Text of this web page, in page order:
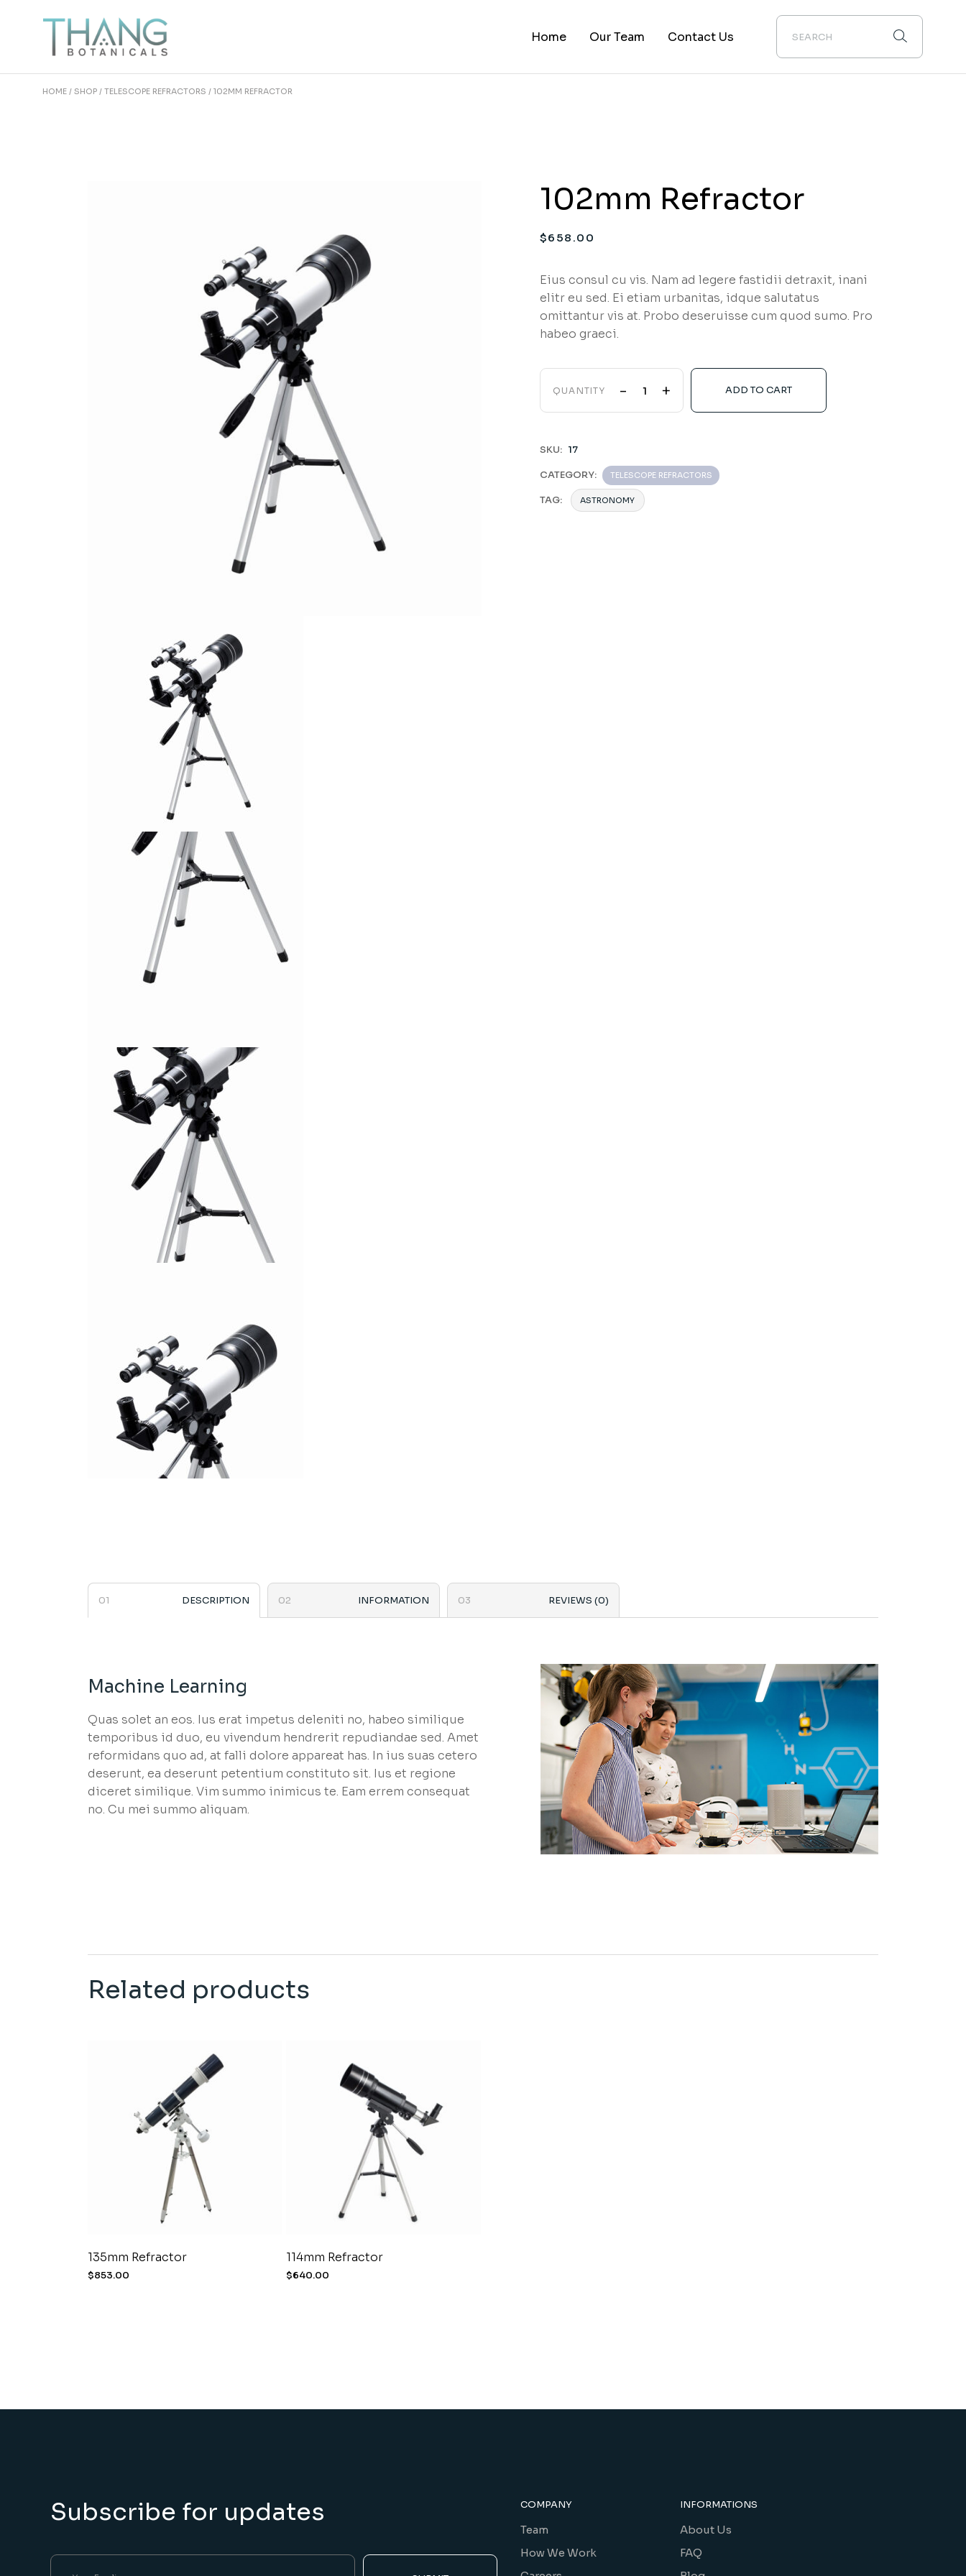
Home Our Team Contact Us
HOME SHOP TELESCOPE REFRACTORS 102MM REFRACTOR
102mm Refractor
$658.00
Eius consul cu vis. Nam ad legere fastidii detraxit, inani
elitr eu sed. Ei etiam urbanitas, idque salutatus
omittantur vis at. Probo deseruisse cum quod sumo. Pro
habeo graeci.
QUANTITY - + ADD TO CART
SKU: 17
CATEGORY: TELESCOPE REFRACTORS
TAG: ASTRONOMY
DESCRIPTION INFORMATION REVIEWS (0)
Machine Learning
Quas solet an eos. Ius erat impetus deleniti no, habeo similique
temporibus id duo, eu vivendum hendrerit repudiandae sed. Amet
reformidans quo ad, at falli dolore appareat has. In ius suas cetero
deserunt, ea deserunt petentium constituto sit. Ius et regione
diceret similique. Vim summo inimicus te. Eam errem consequat
no. Cu mei summo aliquam.
Related products
135mm Refractor
$853.00
114mm Refractor
$640.00
Subscribe for updates COMPANY
Team
How We Work
INFORMATIONS
About Us
FAQ